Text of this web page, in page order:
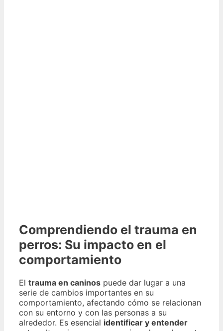
Comprendiendo el trauma en
perros: Su impacto en el
comportamiento
El trauma en caninos puede dar lugar a una
serie de cambios importantes en su
comportamiento, afectando cómo se relacionan
con su entorno y con las personas a su
alrededor. Es esencial identificar y entender